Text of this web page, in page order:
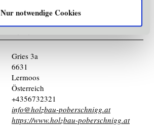
Nur notwendige Cookies
Gries 3a
6631
Lermoos
Österreich
+4356732321
info@holzbau-poberschnigg.at
https://www.holzbau-poberschnigg.at